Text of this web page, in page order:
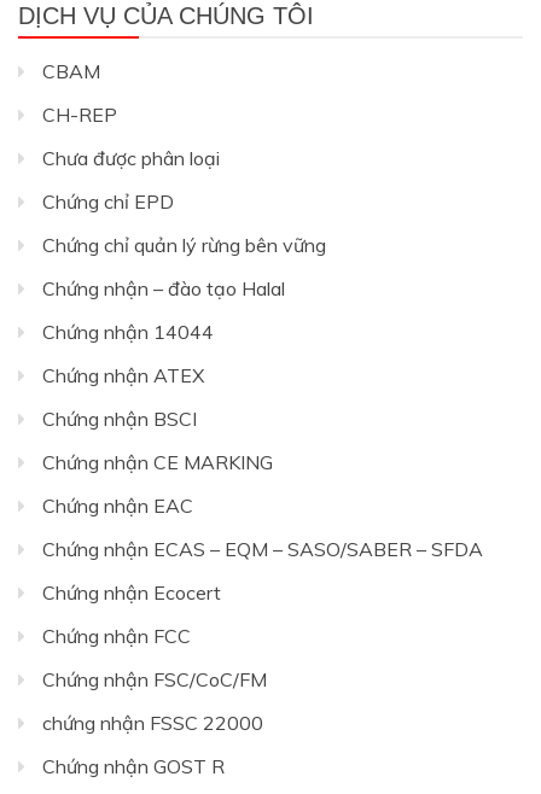
DỊCH VỤ CỦA CHÚNG TÔI
CBAM
CH-REP
Chưa được phân loại
Chứng chỉ EPD
Chứng chỉ quản lý rừng bên vững
Chứng nhận – đào tạo Halal
Chứng nhận 14044
Chứng nhận ATEX
Chứng nhận BSCI
Chứng nhận CE MARKING
Chứng nhận EAC
Chứng nhận ECAS – EQM – SASO/SABER – SFDA
Chứng nhận Ecocert
Chứng nhận FCC
Chứng nhận FSC/CoC/FM
chứng nhận FSSC 22000
Chứng nhận GOST R